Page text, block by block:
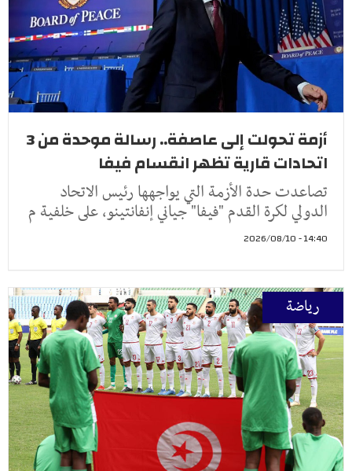
أزمة تحولت إلى عاصفة.. رسالة موحدة من 3
اتحادات قارية تظهر انقسام فيفا
تصاعدت حدة الأزمة التي يواجهها رئيس الاتحاد
الدولي لكرة القدم "فيفا" جياني إنفانتينو، على خلفية م
14:40 - 2026/08/10
رياضة